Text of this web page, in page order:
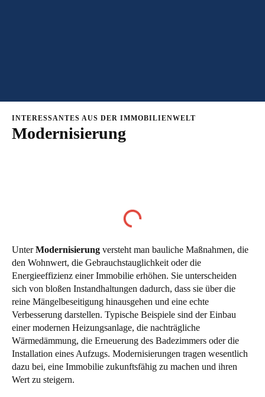
INTERESSANTES AUS DER IMMOBILIENWELT
Modernisierung
UnterModernisierung versteht man bauliche Maßnahmen, die
den Wohnwert, die Gebrauchstauglichkeit oder die
Energieeffizienz einer Immobilie erhöhen. Sie unterscheiden
sich von bloßen Instandhaltungen dadurch, dass sie über die
reine Mängelbeseitigung hinausgehen und eine echte
Verbesserung darstellen. Typische Beispiele sind der Einbau
einer modernen Heizungsanlage, die nachträgliche
Wärmedämmung, die Erneuerung des Badezimmers oder die
Installation eines Aufzugs. Modernisierungen tragen wesentlich
dazu bei, eine Immobilie zukunftsfähig zu machen und ihren
Wert zu steigern.